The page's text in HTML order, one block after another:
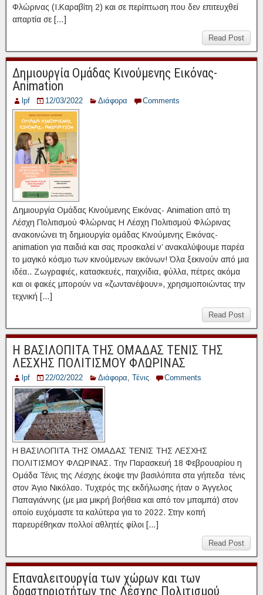
Φλώρινας (Ι.Καραβίτη 2) και σε περίπτωση που δεν επιτευχθεί
απαρτία σε […]
Read Post
Δημιουργία Ομάδας Κινούμενης Εικόνας-
Animation
lpf 12/03/2022 Διάφορα Comments
Δημιουργία Ομάδας Κινούμενης Εικόνας- Animation από τη
Λέσχη Πολιτισμού Φλώρινας Η Λέσχη Πολιτισμού Φλώρινας
ανακοινώνει τη δημιουργία ομάδας Κινούμενης Εικόνας-
animation για παιδιά και σας προσκαλεί ν’ ανακαλύψουμε παρέα
το μαγικό κόσμο των κινούμενων εικόνων! Όλα ξεκινούν από μια
ιδέα.. Ζωγραφιές, κατασκευές, παιχνίδια, φύλλα, πέτρες ακόμα
και οι φακές μπορούν να «ζωντανέψουν», χρησιμοποιώντας την
τεχνική […]
Read Post
Η ΒΑΣΙΛΟΠΙΤΑ ΤΗΣ ΟΜΑΔΑΣ ΤΕΝΙΣ ΤΗΣ
ΛΕΣΧΗΣ ΠΟΛΙΤΙΣΜΟΥ ΦΛΩΡΙΝΑΣ
lpf 22/02/2022 Διάφορα, Τένις Comments
Η ΒΑΣΙΛΟΠΙΤΑ ΤΗΣ ΟΜΑΔΑΣ ΤΕΝΙΣ ΤΗΣ ΛΕΣΧΗΣ
ΠΟΛΙΤΙΣΜΟΥ ΦΛΩΡΙΝΑΣ. Την Παρασκευή 18 Φεβρουαρίου η
Ομάδα Τένις της Λέσχης έκοψε την βασιλόπιτα στα γήπεδα τένις
στον Άγιο Νικόλαο. Τυχερός της εκδήλωσης ήταν ο Άγγελος
Παπαγιάννης (με μια μικρή βοήθεια και από τον μπαμπά) στον
οποίο ευχόμαστε τα καλύτερα για το 2022. Στην κοπή
παρευρέθηκαν πολλοί αθλητές φίλοι […]
Read Post
Επαναλειτουργία των χώρων και των
δραστηριοτήτων της Λέσχης Πολιτισμού